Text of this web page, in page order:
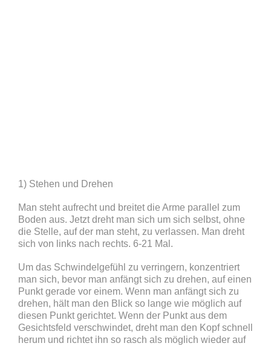
1) Stehen und Drehen
Man steht aufrecht und breitet die Arme parallel zum
Boden aus. Jetzt dreht man sich um sich selbst, ohne
die Stelle, auf der man steht, zu verlassen. Man dreht
sich von links nach rechts. 6-21 Mal.
Um das Schwindelgefühl zu verringern, konzentriert
man sich, bevor man anfängt sich zu drehen, auf einen
Punkt gerade vor einem. Wenn man anfängt sich zu
drehen, hält man den Blick so lange wie möglich auf
diesen Punkt gerichtet. Wenn der Punkt aus dem
Gesichtsfeld verschwindet, dreht man den Kopf schnell
herum und richtet ihn so rasch als möglich wieder auf